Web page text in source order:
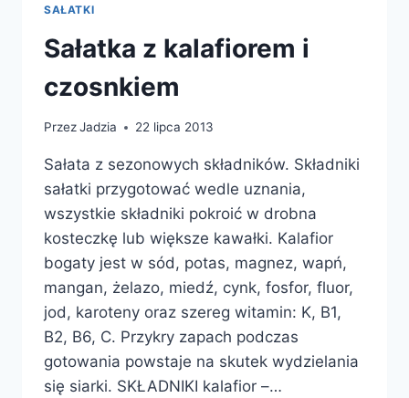
SAŁATKI
Sałatka z kalafiorem i
czosnkiem
PrzezJadzia 22 lipca 2013
Sałata z sezonowych składników. Składniki
sałatki przygotować wedle uznania,
wszystkie składniki pokroić w drobna
kosteczkę lub większe kawałki. Kalafior
bogaty jest w sód, potas, magnez, wapń,
mangan, żelazo, miedź, cynk, fosfor, fluor,
jod, karoteny oraz szereg witamin: K, B1,
B2, B6, C. Przykry zapach podczas
gotowania powstaje na skutek wydzielania
się siarki. SKŁADNIKI kalafior –…